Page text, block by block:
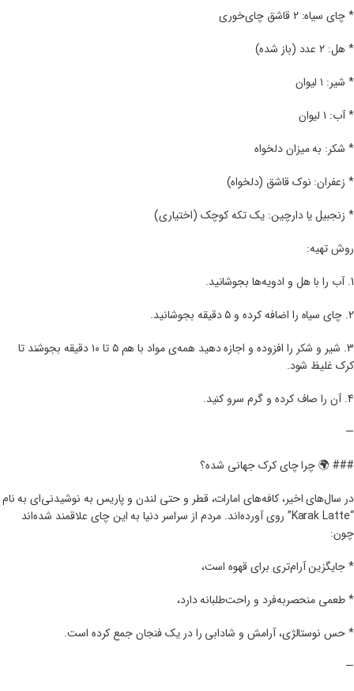
* چای سیاه: ۲ قاشق چای‌خوری
* هل: ۲ عدد (باز شده)
* شیر: ۱ لیوان
* آب: ۱ لیوان
* شکر: به میزان دلخواه
* زعفران: نوک قاشق (دلخواه)
* زنجبیل یا دارچین: یک تکه کوچک (اختیاری)
روش تهیه:
1. آب را با هل و ادویه‌ها بجوشانید.
2. چای سیاه را اضافه کرده و ۵ دقیقه بجوشانید.
3. شیر و شکر را افزوده و اجازه دهید همه‌ی مواد با هم ۵ تا ۱۰ دقیقه بجوشند تا
کرک غلیظ شود.
4. آن را صاف کرده و گرم سرو کنید.
—
### 🌍 چرا چای کرک جهانی شده؟
در سال‌های اخیر، کافه‌های امارات، قطر و حتی لندن و پاریس به نوشیدنی‌ای به نام
“Karak Latte” روی آورده‌اند. مردم از سراسر دنیا به این چای علاقمند شده‌اند
چون:
* جایگزین آرام‌تری برای قهوه است،
* طعمی منحصر‌به‌فرد و راحت‌طلبانه دارد،
* حس نوستالژی، آرامش و شادابی را در یک فنجان جمع کرده است.
—